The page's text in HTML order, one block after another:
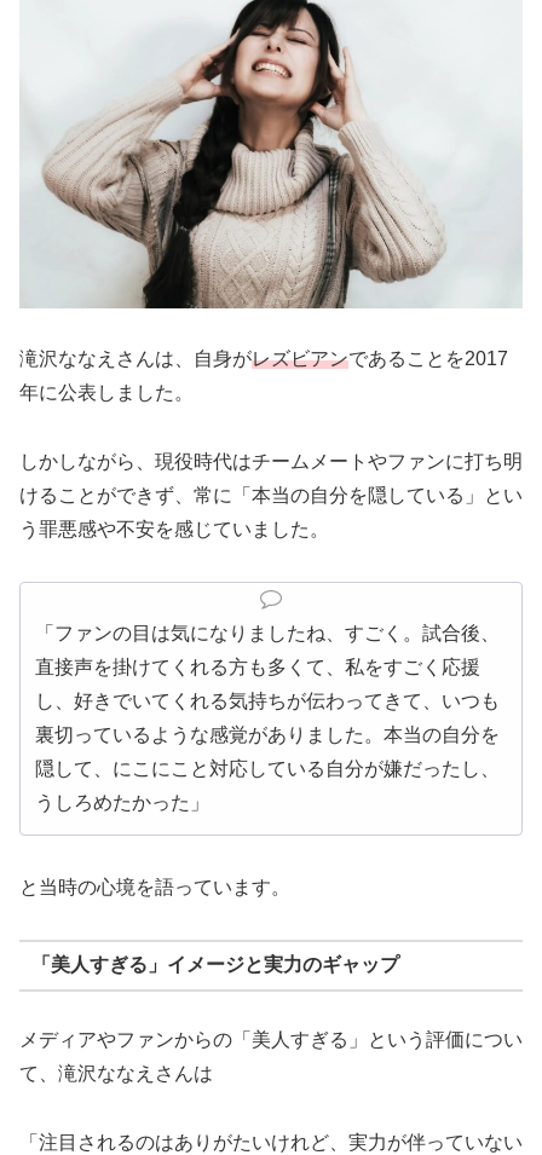
滝沢ななえさんは、自身がレズビアンであることを2017
年に公表しました。
しかしながら、現役時代はチームメートやファンに打ち明
けることができず、常に「本当の自分を隠している」とい
う罪悪感や不安を感じていました。
「ファンの目は気になりましたね、すごく。試合後、
直接声を掛けてくれる方も多くて、私をすごく応援
し、好きでいてくれる気持ちが伝わってきて、いつも
裏切っているような感覚がありました。本当の自分を
隠して、にこにこと対応している自分が嫌だったし、
うしろめたかった」
と当時の心境を語っています。
「美人すぎる」イメージと実力のギャップ
メディアやファンからの「美人すぎる」という評価につい
て、滝沢ななえさんは
「注目されるのはありがたいけれど、実力が伴っていない